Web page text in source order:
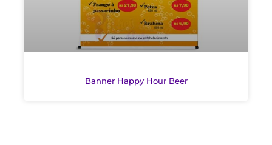
Banner Happy Hour Beer